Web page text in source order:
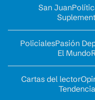
San Juan
PolicialesPasión
El Mundo
Cartas del lector
Tendencia